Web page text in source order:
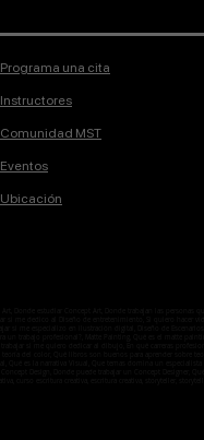
Programa una cita
Instructores
Comunidad MST
Eventos
Ubicación